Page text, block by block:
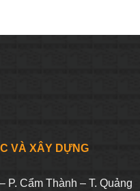
VÀ XÂY DỰNG
Cẩm Thành – T. Quảng